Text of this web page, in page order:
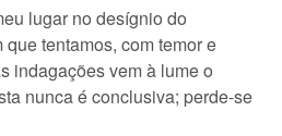
lugar no desígnio do
tentamos, com temor e
indagações vem à lume o
nunca é conclusiva; perde-se